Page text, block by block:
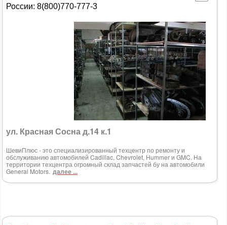
России: 8(800)770-777-3
ул. Красная Сосна д.14 к.1
ШевиПлюс - это специализированный техцентр по ремонту и
обслуживанию автомобилей Cadillac, Chevrolet, Hummer и GMC. На
территории техцентра огромный склад запчастей бу на автомобили
General Motors. далее ...